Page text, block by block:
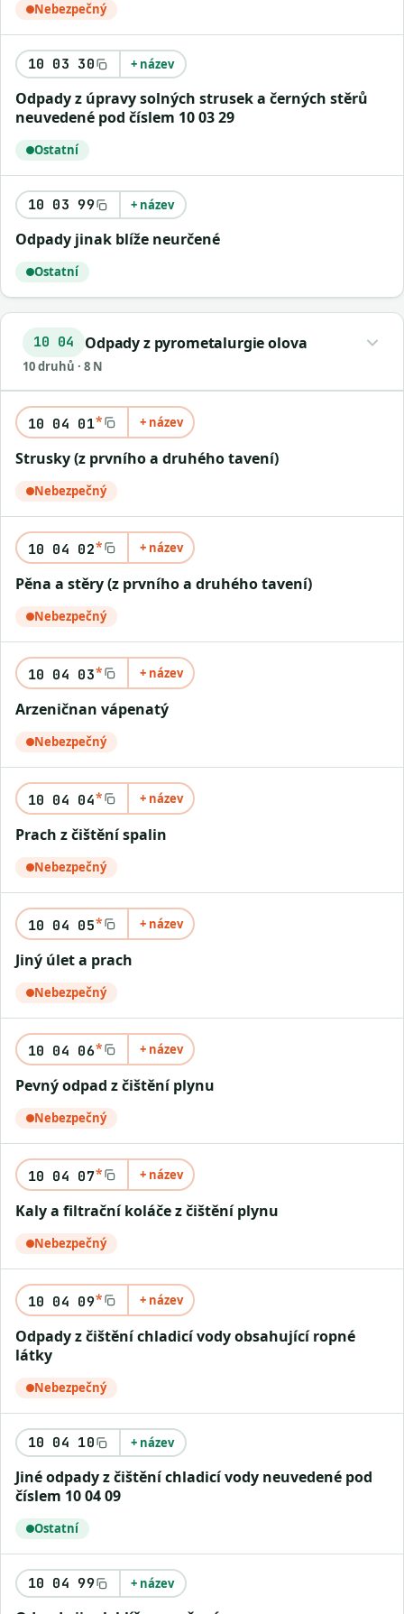
Nebezpečný
10 03 30 + název
Odpady z úpravy solných strusek a černých stěrů
neuvedené pod číslem 10 03 29
Ostatní
10 03 99 + název
Odpady jinak blíže neurčené
Ostatní
10 04 Odpady z pyrometalurgie olova
10 druhů · 8 N
10 04 01* + název
Strusky (z prvního a druhého tavení)
Nebezpečný
10 04 02* + název
Pěna a stěry (z prvního a druhého tavení)
Nebezpečný
10 04 03* + název
Arzeničnan vápenatý
Nebezpečný
10 04 04* + název
Prach z čištění spalin
Nebezpečný
10 04 05* + název
Jiný úlet a prach
Nebezpečný
10 04 06* + název
Pevný odpad z čištění plynu
Nebezpečný
10 04 07* + název
Kaly a filtrační koláče z čištění plynu
Nebezpečný
10 04 09* + název
Odpady z čištění chladicí vody obsahující ropné
látky
Nebezpečný
10 04 10 + název
Jiné odpady z čištění chladicí vody neuvedené pod
číslem 10 04 09
Ostatní
10 04 99 + název